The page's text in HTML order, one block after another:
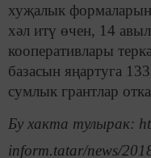
хуҗалык
хәл итү өчен, 14
кооперативлары
базасын яңартуга
сумлык грантлар
Бу хакта тулырак:
inform.tatar/news/